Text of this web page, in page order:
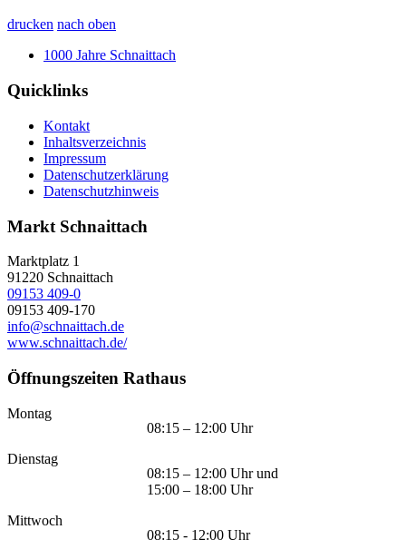
drucken nach oben
1000 Jahre Schnaittach
Quicklinks
Kontakt
Inhaltsverzeichnis
Impressum
Datenschutzerklärung
Datenschutzhinweis
Markt Schnaittach
Marktplatz 1
91220 Schnaittach
09153 409-0
09153 409-170
info@schnaittach.de
www.schnaittach.de/
Öffnungszeiten Rathaus
Montag
08:15 – 12:00 Uhr
Dienstag
08:15 – 12:00 Uhr und
15:00 – 18:00 Uhr
Mittwoch
08:15 - 12:00 Uhr